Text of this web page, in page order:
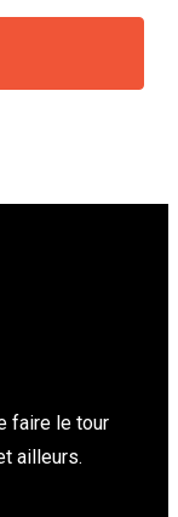
faire le tour
ailleurs.